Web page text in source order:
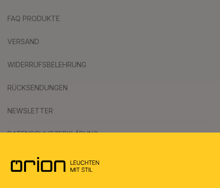
FAQ PRODUKTE
VERSAND
WIDERRUFSBELEHRUNG
RÜCKSENDUNGEN
NEWSLETTER
DATENSCHUTZERKLÄRUNG